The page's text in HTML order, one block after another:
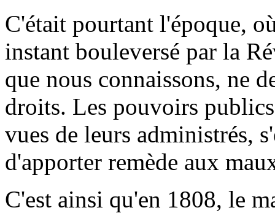
C'était pourtant l'époque,
instant bouleversé par la
que nous connaissons, ne
droits. Les pouvoirs
vues de leurs administrés,
d'apporter remède aux
C'est ainsi qu'en 1808, le